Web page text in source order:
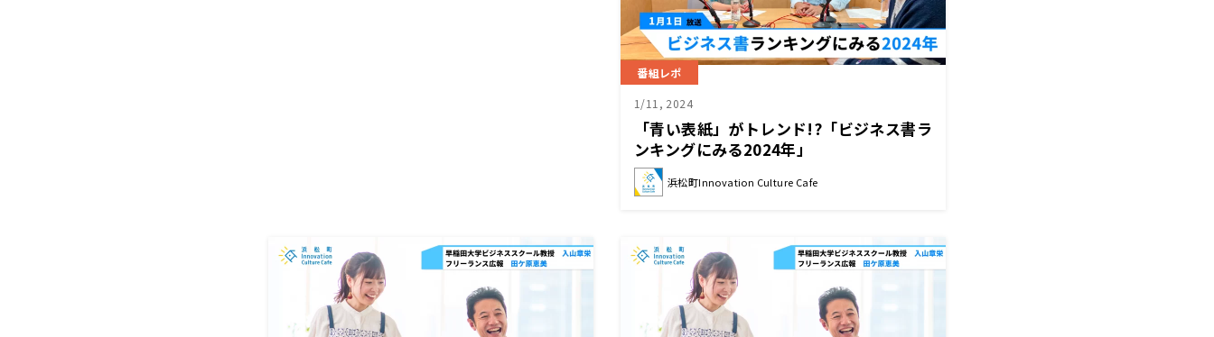
番組レポ
1/11, 2024
「青い表紙」がトレンド!?「ビジネス書ラ
ンキングにみる2024年」
浜松町Innovation Culture Cafe